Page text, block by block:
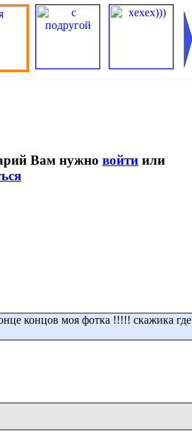
Вам нужно войти или
концов моя фотка !!!!! скажика где